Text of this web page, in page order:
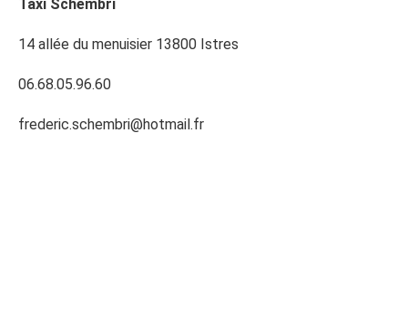
Taxi Schembri
14 allée du menuisier 13800 Istres
06.68.05.96.60
frederic.schembri@hotmail.fr